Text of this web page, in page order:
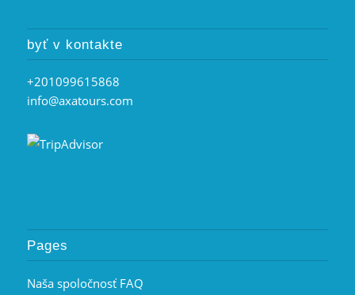
byť v kontakte
+201099615868
info@axatours.com
Pages
Naša spoločnosť FAQ